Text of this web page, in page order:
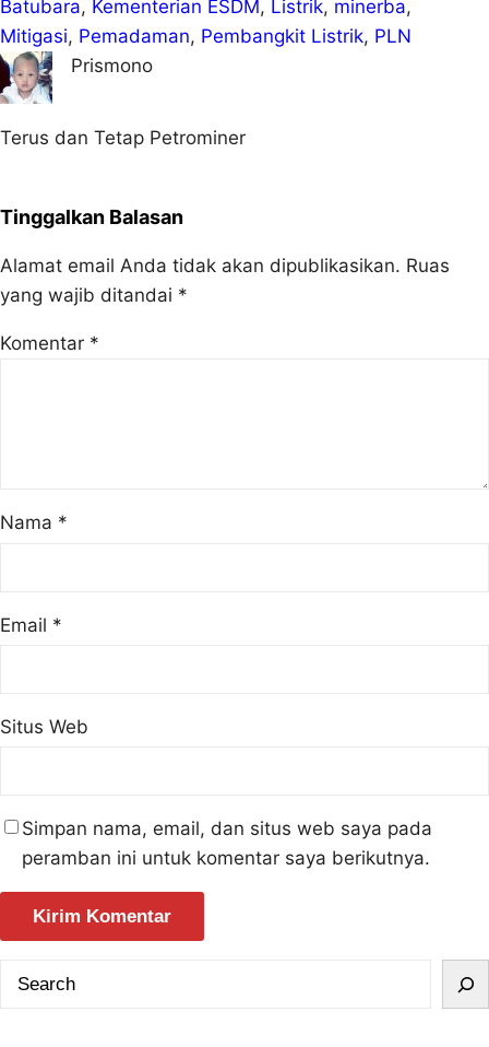
Batubara, Kementerian ESDM, Listrik, minerba
Mitigasi, Pemadaman, Pembangkit Listrik, PLN
Prismono
Terus dan Tetap Petrominer
Tinggalkan Balasan
Alamat email Anda tidak akan dipublikasikan. Ruas
yang wajib ditandai *
Komentar *
Nama *
Email *
Situs Web
Simpan nama, email, dan situs web saya pada
peramban ini untuk komentar saya berikutnya.